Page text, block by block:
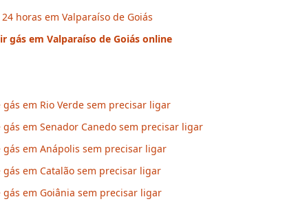
24 horas em Valparaíso de Goiás
gás em Valparaíso de Goiás online
gás em Rio Verde sem precisar ligar
gás em Senador Canedo sem precisar ligar
gás em Anápolis sem precisar ligar
gás em Catalão sem precisar ligar
gás em Goiânia sem precisar ligar